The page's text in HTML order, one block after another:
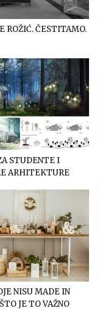
ROŽIĆ. ČESTITAMO.
STUDENTE I
ARHITEKTURE
NISU MADE IN
JE TO VAŽNO